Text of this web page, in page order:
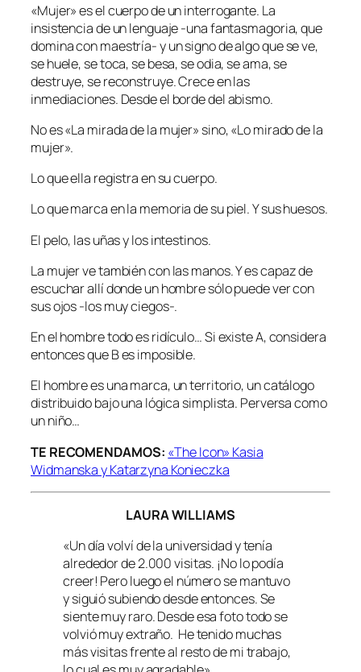
«Mujer» es el cuerpo de un interrogante. La
insistencia de un lenguaje -una fantasmagoria, que
domina con maestría- y un signo de algo que se ve,
se huele, se toca, se besa, se odia, se ama, se
destruye, se reconstruye. Crece en las
inmediaciones. Desde el borde del abismo.
No es «La mirada de la mujer» sino, «Lo mirado de la
mujer».
Lo que ella registra en su cuerpo.
Lo que marca en la memoria de su piel. Y sus huesos.
El pelo, las uñas y los intestinos.
La mujer ve también con las manos. Y es capaz de
escuchar allí donde un hombre sólo puede ver con
sus ojos -los muy ciegos-.
En el hombre todo es ridículo… Si existe A, considera
entonces que B es imposible.
El hombre es una marca, un territorio, un catálogo
distribuido bajo una lógica simplista. Perversa como
un niño…
TE RECOMENDAMOS: «The Icon» Kasia
Widmanska y Katarzyna Konieczka
LAURA WILLIAMS
«Un día volví de la universidad y tenía
alrededor de 2.000 visitas. ¡No lo podía
creer! Pero luego el número se mantuvo
y siguió subiendo desde entonces. Se
siente muy raro. Desde esa foto todo se
volvió muy extraño. He tenido muchas
más visitas frente al resto de mi trabajo,